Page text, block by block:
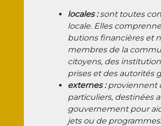
locales :sont toutes
locale. Elles
bu­tions finan­cières et
membres de la
citoyens, des
prises et des auto­ri­tés
externes :pro­viennent
par­ti­cu­liers, des­ti­nées
gou­ver­ne­ment pour
jets ou de programmes.